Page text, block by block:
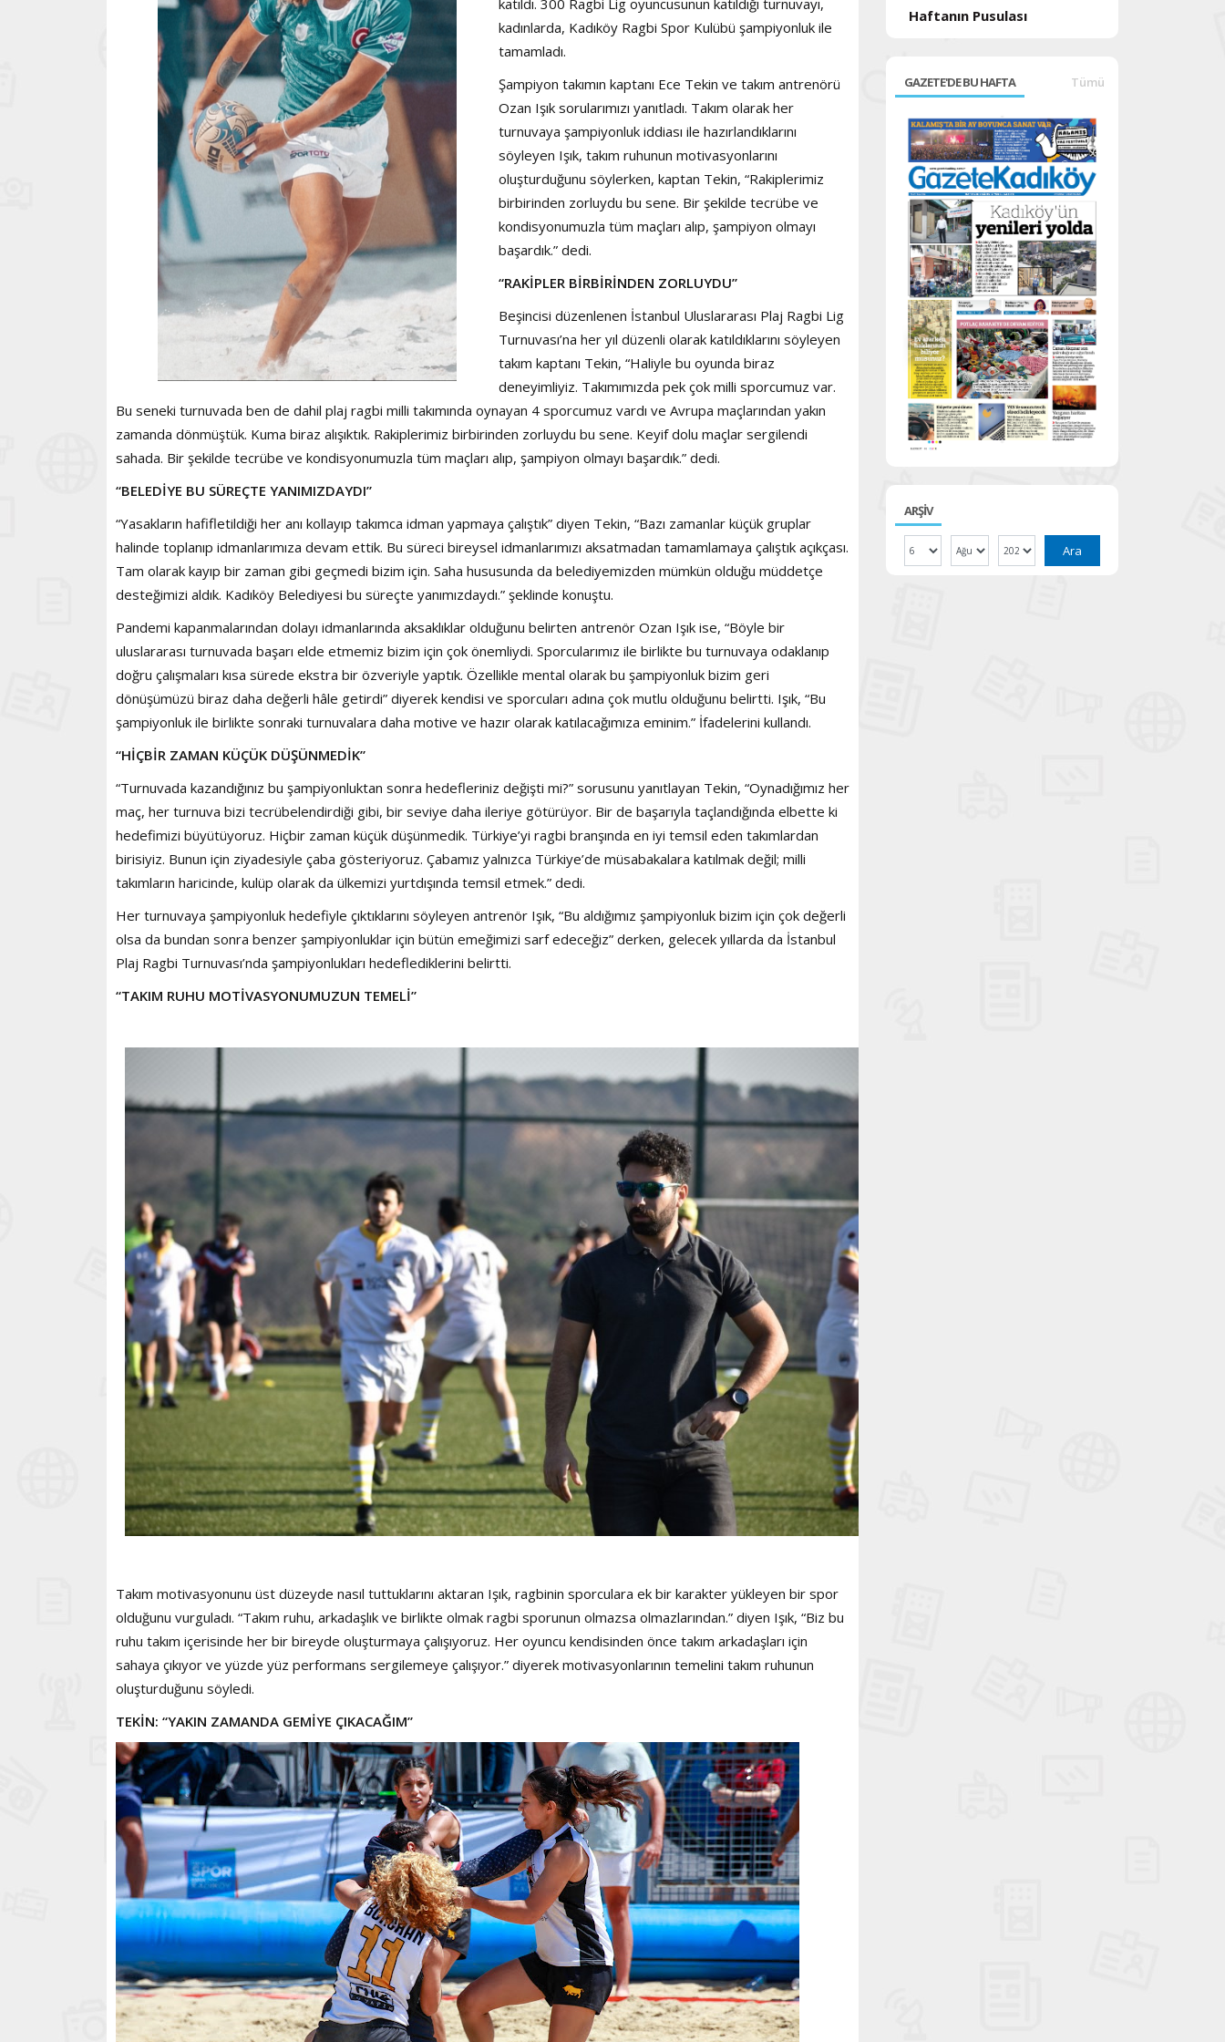
katıldı. 300 Ragbi Lig oyuncusunun katıldığı turnuvayı,
kadınlarda, Kadıköy Ragbi Spor Kulübü şampiyonluk ile
tamamladı.
Şampiyon takımın kaptanı Ece Tekin ve takım antrenörü
Ozan Işık sorularımızı yanıtladı. Takım olarak her
turnuvaya şampiyonluk iddiası ile hazırlandıklarını
söyleyen Işık, takım ruhunun motivasyonlarını
oluşturduğunu söylerken, kaptan Tekin, “Rakiplerimiz
birbirinden zorluydu bu sene. Bir şekilde tecrübe ve
kondisyonumuzla tüm maçları alıp, şampiyon olmayı
başardık.” dedi.
“RAKİPLER BİRBİRİNDEN ZORLUYDU”
Beşincisi düzenlenen İstanbul Uluslararası Plaj Ragbi Lig
Turnuvası’na her yıl düzenli olarak katıldıklarını söyleyen
takım kaptanı Tekin, “Haliyle bu oyunda biraz
deneyimliyiz. Takımımızda pek çok milli sporcumuz var.
Bu seneki turnuvada ben de dahil plaj ragbi milli takımında oynayan 4 sporcumuz vardı ve Avrupa maçlarından yakın
zamanda dönmüştük. Kuma biraz alışıktık. Rakiplerimiz birbirinden zorluydu bu sene. Keyif dolu maçlar sergilendi
sahada. Bir şekilde tecrübe ve kondisyonumuzla tüm maçları alıp, şampiyon olmayı başardık.” dedi.
“BELEDİYE BU SÜREÇTE YANIMIZDAYDI”
“Yasakların hafifletildiği her anı kollayıp takımca idman yapmaya çalıştık” diyen Tekin, “Bazı zamanlar küçük gruplar
halinde toplanıp idmanlarımıza devam ettik. Bu süreci bireysel idmanlarımızı aksatmadan tamamlamaya çalıştık açıkçası.
Tam olarak kayıp bir zaman gibi geçmedi bizim için. Saha hususunda da belediyemizden mümkün olduğu müddetçe
desteğimizi aldık. Kadıköy Belediyesi bu süreçte yanımızdaydı.” şeklinde konuştu.
Pandemi kapanmalarından dolayı idmanlarında aksaklıklar olduğunu belirten antrenör Ozan Işık ise, “Böyle bir
uluslararası turnuvada başarı elde etmemiz bizim için çok önemliydi. Sporcularımız ile birlikte bu turnuvaya odaklanıp
doğru çalışmaları kısa sürede ekstra bir özveriyle yaptık. Özellikle mental olarak bu şampiyonluk bizim geri
dönüşümüzü biraz daha değerli hâle getirdi” diyerek kendisi ve sporcuları adına çok mutlu olduğunu belirtti. Işık, “Bu
şampiyonluk ile birlikte sonraki turnuvalara daha motive ve hazır olarak katılacağımıza eminim.” İfadelerini kullandı.
“HİÇBİR ZAMAN KÜÇÜK DÜŞÜNMEDİK”
“Turnuvada kazandığınız bu şampiyonluktan sonra hedefleriniz değişti mi?” sorusunu yanıtlayan Tekin, “Oynadığımız her
maç, her turnuva bizi tecrübelendirdiği gibi, bir seviye daha ileriye götürüyor. Bir de başarıyla taçlandığında elbette ki
hedefimizi büyütüyoruz. Hiçbir zaman küçük düşünmedik. Türkiye’yi ragbi branşında en iyi temsil eden takımlardan
birisiyiz. Bunun için ziyadesiyle çaba gösteriyoruz. Çabamız yalnızca Türkiye’de müsabakalara katılmak değil; milli
takımların haricinde, kulüp olarak da ülkemizi yurtdışında temsil etmek.” dedi.
Her turnuvaya şampiyonluk hedefiyle çıktıklarını söyleyen antrenör Işık, “Bu aldığımız şampiyonluk bizim için çok değerli
olsa da bundan sonra benzer şampiyonluklar için bütün emeğimizi sarf edeceğiz” derken, gelecek yıllarda da İstanbul
Plaj Ragbi Turnuvası’nda şampiyonlukları hedeflediklerini belirtti.
“TAKIM RUHU MOTİVASYONUMUZUN TEMELİ”
Takım motivasyonunu üst düzeyde nasıl tuttuklarını aktaran Işık, ragbinin sporculara ek bir karakter yükleyen bir spor
olduğunu vurguladı. “Takım ruhu, arkadaşlık ve birlikte olmak ragbi sporunun olmazsa olmazlarından.” diyen Işık, “Biz bu
ruhu takım içerisinde her bir bireyde oluşturmaya çalışıyoruz. Her oyuncu kendisinden önce takım arkadaşları için
sahaya çıkıyor ve yüzde yüz performans sergilemeye çalışıyor.” diyerek motivasyonlarının temelini takım ruhunun
oluşturduğunu söyledi.
TEKİN: “YAKIN ZAMANDA GEMİYE ÇIKACAĞIM”
Haftanın Pusulası
GAZETE'DE BU HAFTA Tümü
ARŞİV
Ara